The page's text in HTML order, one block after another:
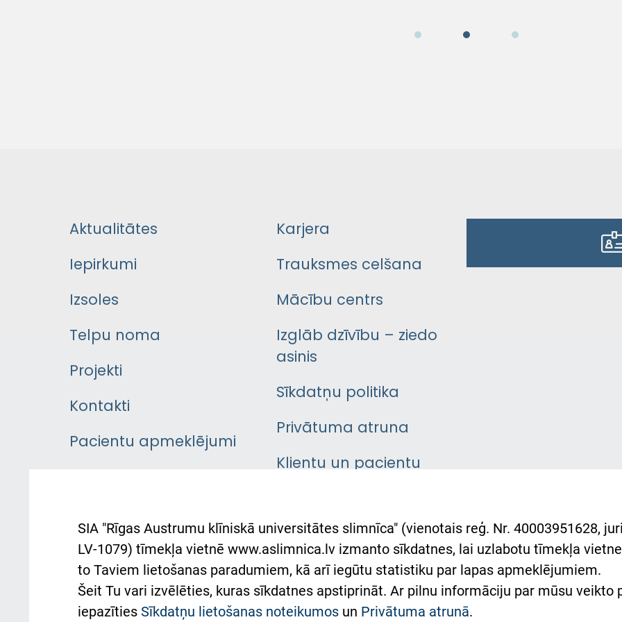
Aktualitātes
Iepirkumi
Izsoles
Telpu noma
Projekti
Kontakti
Pacientu apmeklējumi
Pacienta
atsauksmju/sūdzību
iesniegšanas kārtība
Kā pie mums nokļūt
Karjera
Trauksmes celšana
Mācību centrs
Izglāb dzīvību – ziedo
asinis
Sīkdatņu politika
Privātuma atruna
Klientu un pacientu
Austrumu slimnīcas
atbalsts Ukrainai
Підтримка Східної лікарні
та співпраця з Україною
SIA "Rīgas Austrumu klīniskā universitātes slimnīca" (vienotais reģ. Nr. 40003951628,
LV-1079) tīmekļa vietnē www.aslimnica.lv izmanto sīkdatnes, lai uzlabotu tīmekļa
to Taviem lietošanas paradumiem, kā arī iegūtu statistiku par lapas apmeklējumiem.
Šeit Tu vari izvēlēties, kuras sīkdatnes apstiprināt. Ar pilnu informāciju par mūsu veikto
iepazīties Sīkdatņu lietošanas noteikumos un Privātuma atrunā.